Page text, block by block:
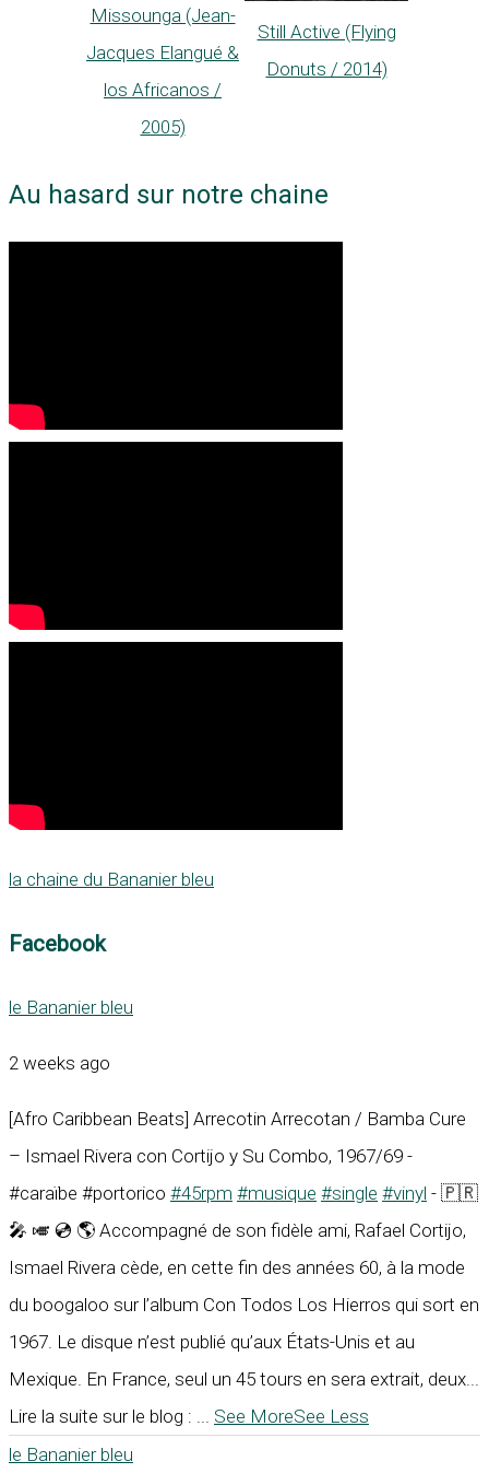
Missounga (Jean-
Jacques Elangué &
los Africanos /
2005)
Still Active (Flying
Donuts / 2014)
Au hasard sur notre chaine
la chaine du Bananier bleu
Facebook
le Bananier bleu
2 weeks ago
[Afro Caribbean Beats] Arrecotin Arrecotan / Bamba Cure
– Ismael Rivera con Cortijo y Su Combo, 1967/69 -
#caraïbe #portorico #45rpm #musique #single #vinyl - 🇵🇷
🎤 🎺 💿 🌎 Accompagné de son fidèle ami, Rafael Cortijo,
Ismael Rivera cède, en cette fin des années 60, à la mode
du boogaloo sur l’album Con Todos Los Hierros qui sort en
1967. Le disque n’est publié qu’aux États-Unis et au
Mexique. En France, seul un 45 tours en sera extrait, deux...
Lire la suite sur le blog :
See MoreSee Less
le Bananier bleu